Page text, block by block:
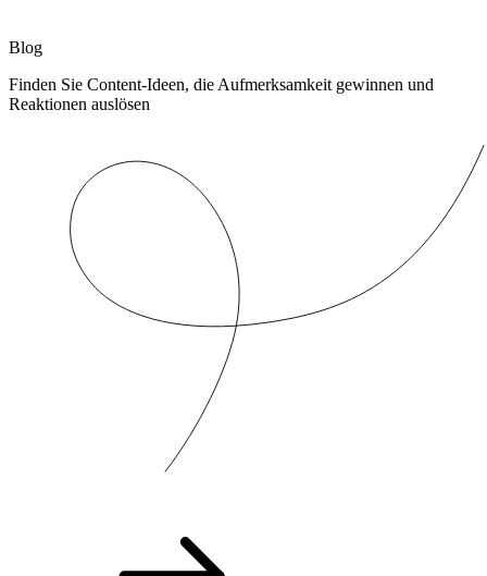
Blog
Finden Sie Content-Ideen, die Aufmerksamkeit gewinnen und
Reaktionen auslösen